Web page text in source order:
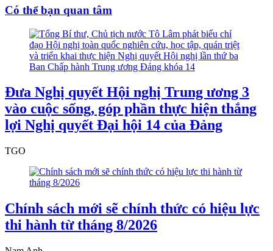
Có thể bạn quan tâm
Đưa Nghị quyết Hội nghị Trung ương 3
vào cuộc sống, góp phần thực hiện thắng
lợi Nghị quyết Đại hội 14 của Đảng
TGO
Chính sách mới sẽ chính thức có hiệu lực
thi hành từ tháng 8/2026